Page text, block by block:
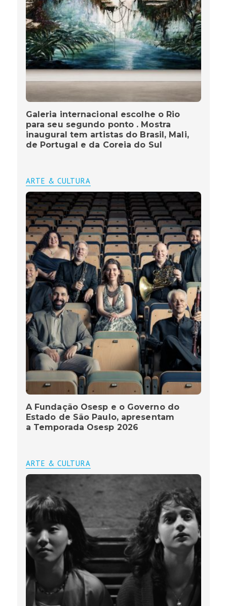
Galeria internacional escolhe o Rio
para seu segundo ponto . Mostra
inaugural tem artistas do Brasil, Mali,
de Portugal e da Coreia do Sul
ARTE & CULTURA
A Fundação Osesp e o Governo do
Estado de São Paulo, apresentam
a Temporada Osesp 2026
ARTE & CULTURA